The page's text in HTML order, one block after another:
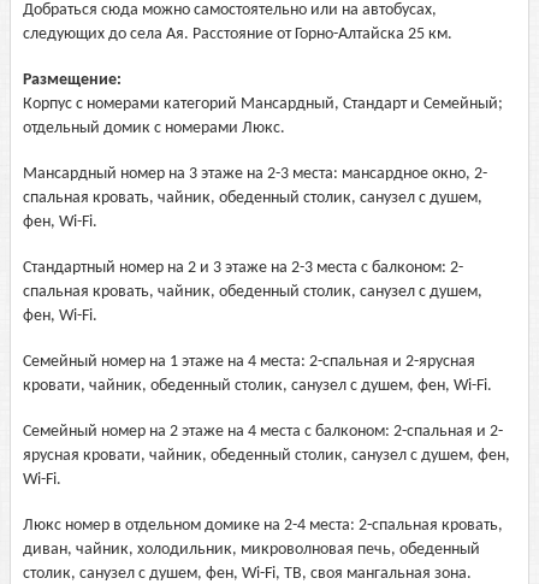
Добраться сюда можно самостоятельно или на автобусах,
следующих до села Ая. Расстояние от Горно-Алтайска 25 км.
Размещение:
Корпус с номерами категорий Мансардный, Стандарт и Семейный;
отдельный домик с номерами Люкс.
Мансардный номер на 3 этаже на 2-3 места: мансардное окно, 2-
спальная кровать, чайник, обеденный столик, санузел с душем,
фен, Wi-Fi.
Стандартный номер на 2 и 3 этаже на 2-3 места с балконом: 2-
спальная кровать, чайник, обеденный столик, санузел с душем,
фен, Wi-Fi.
Семейный номер на 1 этаже на 4 места: 2-спальная и 2-ярусная
кровати, чайник, обеденный столик, санузел с душем, фен, Wi-Fi.
Семейный номер на 2 этаже на 4 места с балконом: 2-спальная и 2-
ярусная кровати, чайник, обеденный столик, санузел с душем, фен,
Wi-Fi.
Люкс номер в отдельном домике на 2-4 места: 2-спальная кровать,
диван, чайник, холодильник, микроволновая печь, обеденный
столик, санузел с душем, фен, Wi-Fi, ТВ, своя мангальная зона.